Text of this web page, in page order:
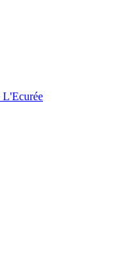
L'Ecurée